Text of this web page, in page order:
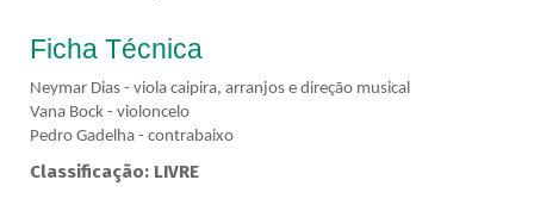
Ficha Técnica
Neymar Dias - viola caipira, arranjos e direção musical
Vana Bock - violoncelo
Pedro Gadelha - contrabaixo
Classificação: LIVRE